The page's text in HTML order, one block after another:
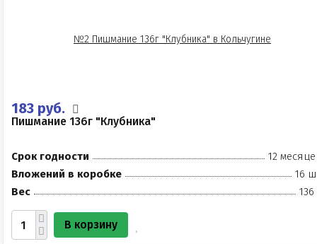
183 руб.
Пишмание 136г "Клубника"
Срок годности
12
Вложений в коробке
16
Вес
136
В корзину